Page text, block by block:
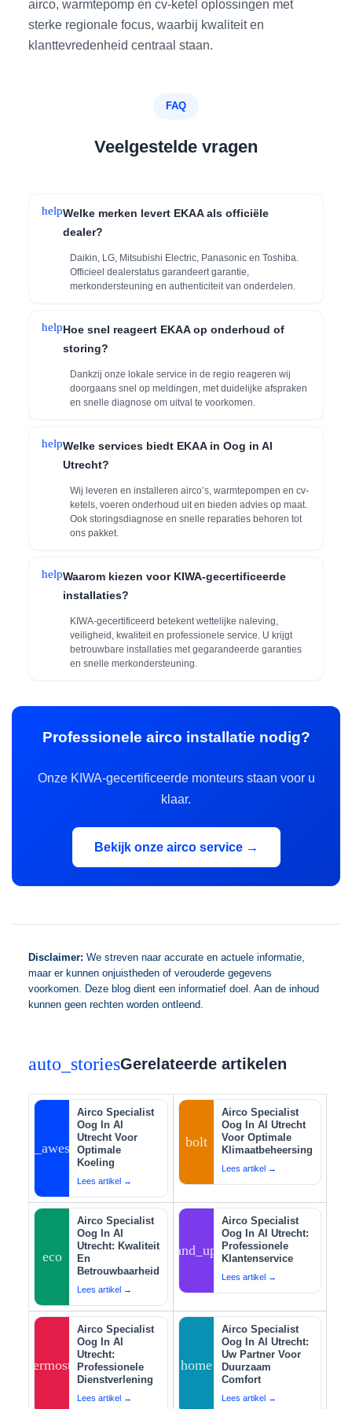
airco, warmtepomp en cv-ketel oplossingen met
sterke regionale focus, waarbij kwaliteit en
klanttevredenheid centraal staan.
FAQ
Veelgestelde vragen
helpWelke merken levert EKAA als officiële
dealer?
Daikin, LG, Mitsubishi Electric, Panasonic en Toshiba.
Officieel dealerstatus garandeert garantie,
merkondersteuning en authenticiteit van onderdelen.
helpHoe snel reageert EKAA op onderhoud of
storing?
Dankzij onze lokale service in de regio reageren wij
doorgaans snel op meldingen, met duidelijke afspraken
en snelle diagnose om uitval te voorkomen.
helpWelke services biedt EKAA in Oog in Al
Utrecht?
Wij leveren en installeren airco’s, warmtepompen en cv-
ketels, voeren onderhoud uit en bieden advies op maat.
Ook storingsdiagnose en snelle reparaties behoren tot
ons pakket.
helpWaarom kiezen voor KIWA-gecertificeerde
installaties?
KIWA-gecertificeerd betekent wettelijke naleving,
veiligheid, kwaliteit en professionele service. U krijgt
betrouwbare installaties met gegarandeerde garanties
en snelle merkondersteuning.
Professionele airco installatie nodig?
Onze KIWA-gecertificeerde monteurs staan voor u
klaar.
Bekijk onze airco service →
Disclaimer: We streven naar accurate en actuele informatie,
maar er kunnen onjuistheden of verouderde gegevens
voorkomen. Deze blog dient een informatief doel. Aan de inhoud
kunnen geen rechten worden ontleend.
auto_storiesGerelateerde artikelen
auto_awesome
Airco Specialist
Oog In Al
Utrecht Voor
Optimale
Koeling
Lees artikel →
bolt
Airco Specialist
Oog In Al Utrecht
Voor Optimale
Klimaatbeheersing
Lees artikel →
eco
Airco Specialist
Oog In Al
Utrecht: Kwaliteit
En
Betrouwbaarheid
Lees artikel →
tips_and_updates
Airco Specialist
Oog In Al Utrecht:
Professionele
Klantenservice
Lees artikel →
thermostat
Airco Specialist
Oog In Al
Utrecht:
Professionele
Dienstverlening
Lees artikel →
home
Airco Specialist
Oog In Al Utrecht:
Uw Partner Voor
Duurzaam
Comfort
Lees artikel →